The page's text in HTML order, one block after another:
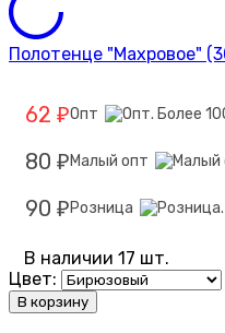
Полотенце "Махровое"
62 ₽Опт
80 ₽ Малый опт
90 ₽ Розница
В наличии 17 шт.
Цвет:
В корзину